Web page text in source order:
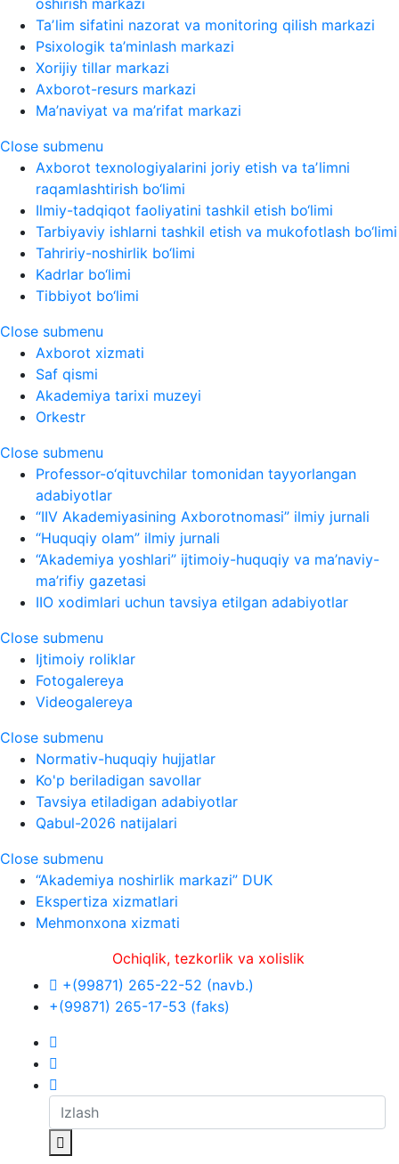
oshirish markazi
Taʼlim sifatini nazorat va monitoring qilish markazi
Psixologik ta’minlash markazi
Xorijiy tillar markazi
Axborot-resurs markazi
Ma’naviyat va ma’rifat markazi
Close submenu
Axborot texnologiyalarini joriy etish va taʼlimni
raqamlashtirish bo‘limi
Ilmiy-tadqiqot faoliyatini tashkil etish bo‘limi
Tarbiyaviy ishlarni tashkil etish va mukofotlash bo‘limi
Tahririy-noshirlik bo‘limi
Kadrlar bo‘limi
Tibbiyot bo‘limi
Close submenu
Axborot xizmati
Saf qismi
Akademiya tarixi muzeyi
Orkestr
Close submenu
Professor-o‘qituvchilar tomonidan tayyorlangan
adabiyotlar
“IIV Akademiyasining Axborotnomasi” ilmiy jurnali
“Huquqiy olam” ilmiy jurnali
“Akademiya yoshlari” ijtimoiy-huquqiy va ma’naviy-
ma’rifiy gazetasi
IIO xodimlari uchun tavsiya etilgan adabiyotlar
Close submenu
Ijtimoiy roliklar
Fotogalereya
Videogalereya
Close submenu
Normativ-huquqiy hujjatlar
Ko'p beriladigan savollar
Tavsiya etiladigan adabiyotlar
Qabul-2026 natijalari
Close submenu
“Akademiya noshirlik markazi” DUK
Ekspertiza xizmatlari
Mehmonxona xizmati
Ochiqlik, tezkorlik va xolislik
+(99871) 265-22-52 (navb.)
+(99871) 265-17-53 (faks)